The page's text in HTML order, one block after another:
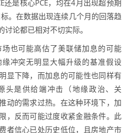
还是核心PCE，均在4月出现超预期
。在数据出现连续几个月的回落趋
论都已相对不切实际。
也可能高估了美联储加息的可能
冲突无明显大幅升级的基准假设
显下降，而加息的可能性也同样有
头是供给端冲击（地缘政治、关
动的需求过热。在这种环境下，加
，反而可能过度收紧金融条件。此
者信心已处历史低位，且房地产市